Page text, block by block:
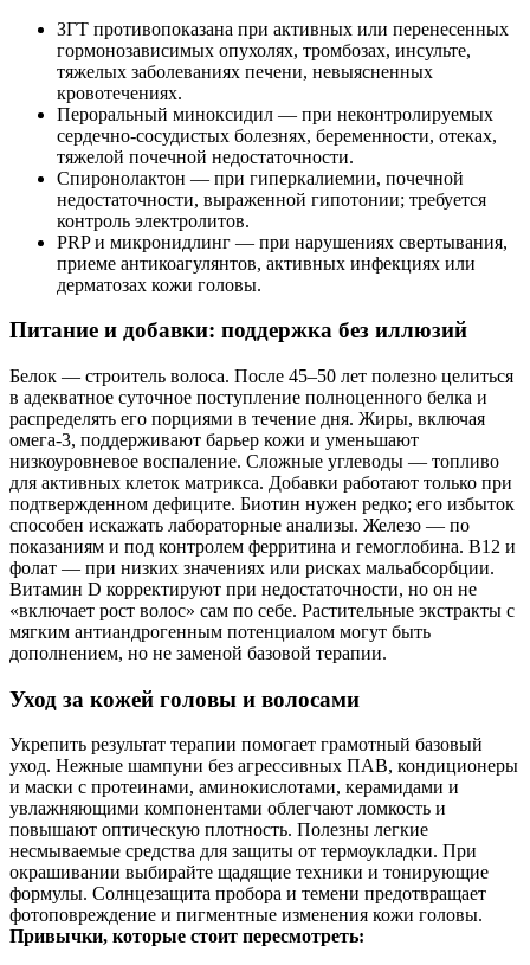
ЗГТ противопоказана при активных или перенесенных
гормонозависимых опухолях, тромбозах, инсульте,
тяжелых заболеваниях печени, невыясненных
кровотечениях.
Пероральный миноксидил — при неконтролируемых
сердечно‑сосудистых болезнях, беременности, отеках,
тяжелой почечной недостаточности.
Спиронолактон — при гиперкалиемии, почечной
недостаточности, выраженной гипотонии; требуется
контроль электролитов.
PRP и микронидлинг — при нарушениях свертывания,
приеме антикоагулянтов, активных инфекциях или
дерматозах кожи головы.
Питание и добавки: поддержка без иллюзий
Белок — строитель волоса. После 45–50 лет полезно целиться
в адекватное суточное поступление полноценного белка и
распределять его порциями в течение дня. Жиры, включая
омега‑3, поддерживают барьер кожи и уменьшают
низкоуровневое воспаление. Сложные углеводы — топливо
для активных клеток матрикса. Добавки работают только при
подтвержденном дефиците. Биотин нужен редко; его избыток
способен искажать лабораторные анализы. Железо — по
показаниям и под контролем ферритина и гемоглобина. В12 и
фолат — при низких значениях или рисках мальабсорбции.
Витамин D корректируют при недостаточности, но он не
«включает рост волос» сам по себе. Растительные экстракты с
мягким антиандрогенным потенциалом могут быть
дополнением, но не заменой базовой терапии.
Уход за кожей головы и волосами
Укрепить результат терапии помогает грамотный базовый
уход. Нежные шампуни без агрессивных ПАВ, кондиционеры
и маски с протеинами, аминокислотами, керамидами и
увлажняющими компонентами облегчают ломкость и
повышают оптическую плотность. Полезны легкие
несмываемые средства для защиты от термоукладки. При
окрашивании выбирайте щадящие техники и тонирующие
формулы. Солнцезащита пробора и темени предотвращает
фотоповреждение и пигментные изменения кожи головы.
Привычки, которые стоит пересмотреть: